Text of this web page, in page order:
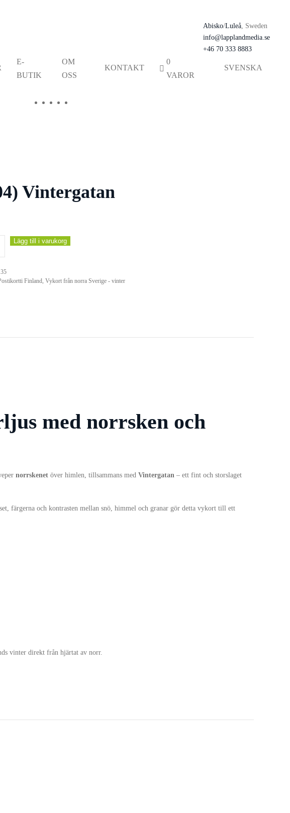
Abisko/Luleå, Sweden
info@lapplandmedia.se
+46 70 333 8883
E-
BUTIK
OM
OSS
KONTAKT
0
VAROR
SVENSKA
Vintergatan
Lägg till i varukorg
Finland, Vykort från norra Sverige - vinter
med norrsken och
norrskenet över himlen, tillsammans med Vintergatan – ett fint och storslaget
färgerna och kontrasten mellan snö, himmel och granar gör detta vykort till ett
vinter direkt från hjärtat av norr.